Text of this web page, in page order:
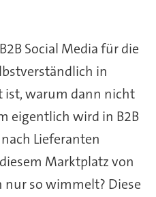
Social Media für die
in
warum dann nicht
eigentlich wird in B2B
Lieferanten
Marktplatz von
so wimmelt? Diese